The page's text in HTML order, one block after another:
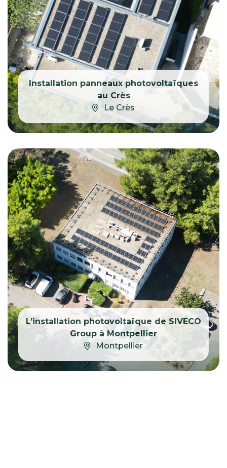
Installation panneaux photovoltaïques
au Crès
Le Crès
L’installation photovoltaïque de SIVECO
Group à Montpellier
Montpellier